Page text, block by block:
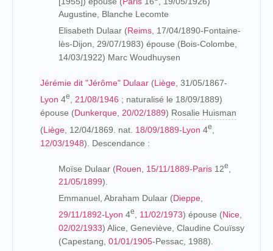
Augustine, Blanche Lecomte
Elisabeth Dulaar (Reims, 17/04/1890-Fontaine-
lès-Dijon, 29/07/1983) épouse (Bois-Colombe,
14/03/1922) Marc Woudhuysen
Jérémie dit "Jérôme" Dulaar (Liège, 31/05/1867-
Lyon 4e 21/08/1946 ; naturalisé le 18/09/1889)
épouse (Dunkerque 20/02/1889) Rosalie Huisman
(Liège , 12/04/1869. nat. 18/09/1889-Lyon 4e
12/03/1948). Descendance :
Moïse Dulaar (Rouen 15/11/1889-Paris 12e
21/05/1899).
Emmanuel, Abraham Dulaar (Dieppe,
29/11/1892-Lyon 4e 11/02/1973) épouse (Nice
02/02/1933) Alice, Geneviève, Claudine Couïssy
(Capestang, 01/01/1905-Pessac, 1988).